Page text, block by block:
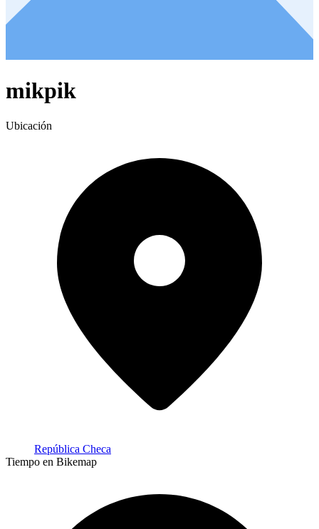
mikpik
Ubicación
República Checa
Tiempo en Bikemap